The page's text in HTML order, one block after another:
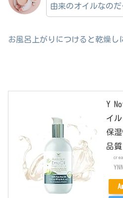
由来のオイルなのだ
お風呂上がりにつけると乾燥し
Y
イ
保
品